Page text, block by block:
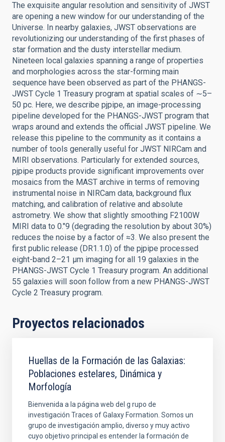
The exquisite angular resolution and sensitivity of JWST
are opening a new window for our understanding of the
Universe. In nearby galaxies, JWST observations are
revolutionizing our understanding of the first phases of
star formation and the dusty interstellar medium.
Nineteen local galaxies spanning a range of properties
and morphologies across the star-forming main
sequence have been observed as part of the PHANGS-
JWST Cycle 1 Treasury program at spatial scales of ∼5–
50 pc. Here, we describe pjpipe, an image-processing
pipeline developed for the PHANGS-JWST program that
wraps around and extends the official JWST pipeline. We
release this pipeline to the community as it contains a
number of tools generally useful for JWST NIRCam and
MIRI observations. Particularly for extended sources,
pjpipe products provide significant improvements over
mosaics from the MAST archive in terms of removing
instrumental noise in NIRCam data, background flux
matching, and calibration of relative and absolute
astrometry. We show that slightly smoothing F2100W
MIRI data to 0.″9 (degrading the resolution by about 30%)
reduces the noise by a factor of ≈3. We also present the
first public release (DR1.1.0) of the pjpipe processed
eight-band 2–21 μm imaging for all 19 galaxies in the
PHANGS-JWST Cycle 1 Treasury program. An additional
55 galaxies will soon follow from a new PHANGS-JWST
Cycle 2 Treasury program.
Proyectos relacionados
Huellas de la Formación de las Galaxias:
Poblaciones estelares, Dinámica y
Morfología
Bienvenida a la página web del g rupo de
investigación Traces of Galaxy Formation. Somos un
grupo de investigación amplio, diverso y muy activo
cuyo objetivo principal es entender la formación de